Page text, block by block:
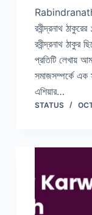
রবীন্দ্রনাথ
রবীন্দ্রনাথ
প্রতিটি লেখায়
সমাজসম্পর্কে এক
এশিয়ার…
STATUS